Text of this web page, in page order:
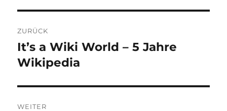
ZURÜCK
Vorheriger
Beitrag:
It’s a Wiki World – 5 Jahre
Wikipedia
WEITER